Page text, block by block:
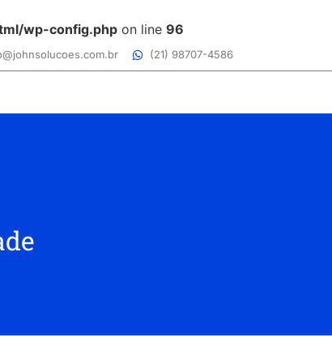
wp-config.php on line 96
(21) 98707-4586